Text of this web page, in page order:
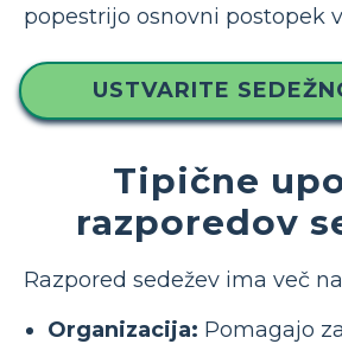
popestrijo osnovni postopek
USTVARITE
Tipične
razporedov
Razpored sedežev ima več
Organizacija: Pomagajo